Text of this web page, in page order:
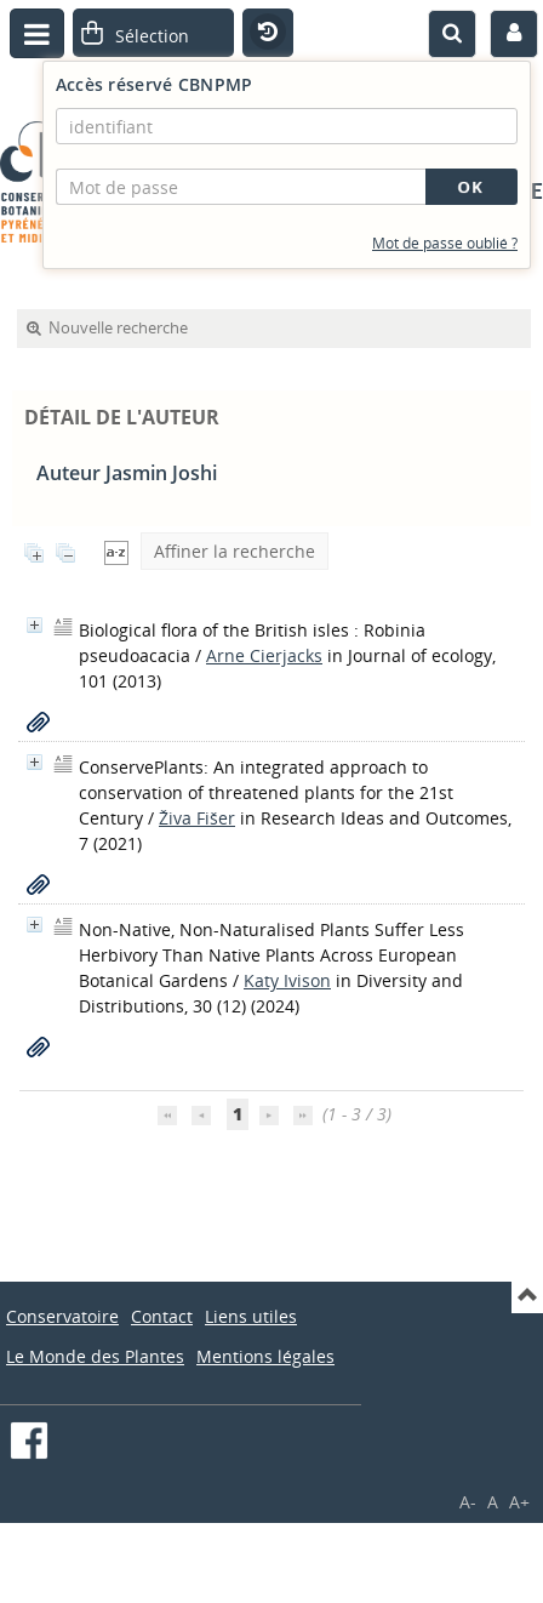
PORTAIL DOCUMENTAIRE
Accès réservé CBNPMP
Mot de passe oublié ?
Nouvelle recherche
DÉTAIL DE L'AUTEUR
Auteur Jasmin Joshi
Affiner la recherche
Biological flora of the British isles : Robinia
pseudoacacia / Arne Cierjacks in Journal of ecology,
101 (2013)
ConservePlants: An integrated approach to
conservation of threatened plants for the 21st
Century / Živa Fišer in Research Ideas and Outcomes,
7 (2021)
Non-Native, Non-Naturalised Plants Suffer Less
Herbivory Than Native Plants Across European
Botanical Gardens / Katy Ivison in Diversity and
Distributions, 30 (12) (2024)
1 (1 - 3 / 3)
Conservatoire Contact Liens utiles
Le Monde des Plantes
Mentions légales
A- A A+